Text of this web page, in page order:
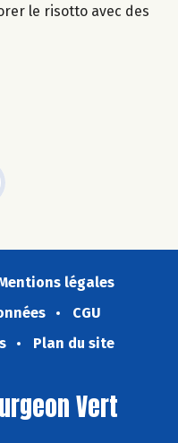
le risotto avec des
légales
CGU
Plan du site
Vert